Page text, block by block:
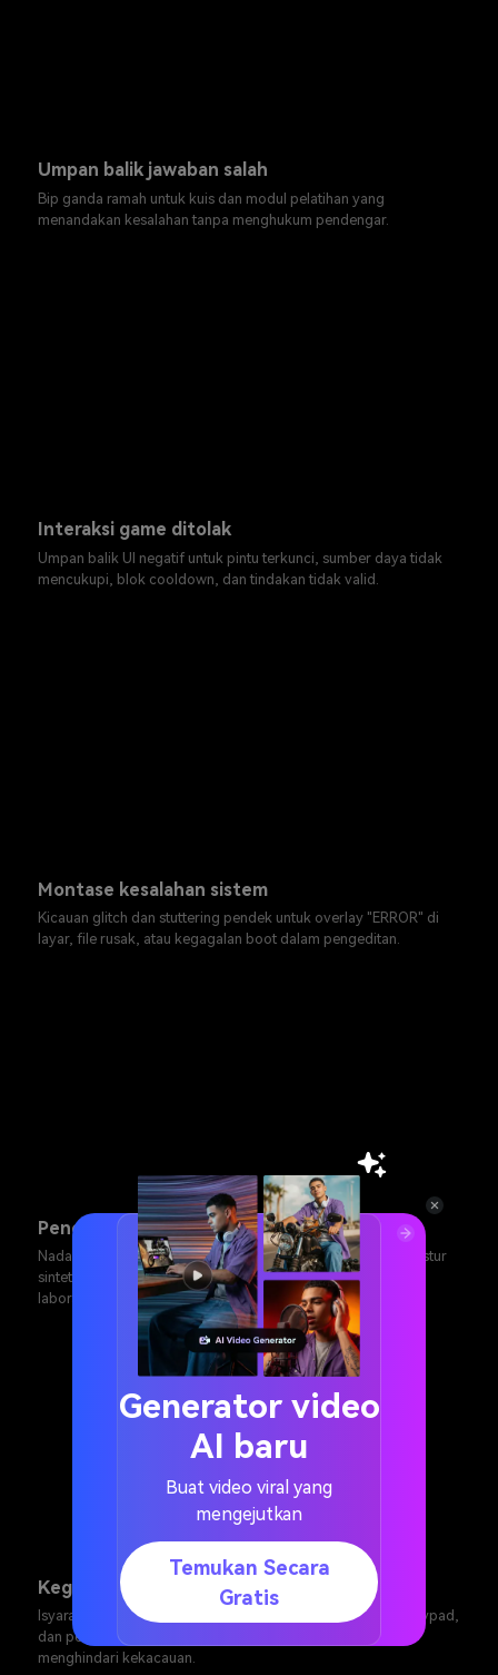
Umpan balik jawaban salah
Bip ganda ramah untuk kuis dan modul pelatihan yang
menandakan kesalahan tanpa menghukum pendengar.
Interaksi game ditolak
Umpan balik UI negatif untuk pintu terkunci, sumber daya tidak
mencukupi, blok cooldown, dan tindakan tidak valid.
Montase kesalahan sistem
Kicauan glitch dan stuttering pendek untuk overlay "ERROR" di
layar, file rusak, atau kegagalan boot dalam pengeditan.
Penolakan konsol sci-fi
Nada penolakan futuristik dengan stereo lebih lebar dan tekstur
sintetis untuk panel pesawat luar angkasa dan antarmuka
laboratorium.
Kegagalan escape room
Isyarat kegagalan yang jelas untuk teka-teki, penguncian keypad,
dan percobaan kode salah dengan ekor terkontrol untuk
menghindari kekacauan.
Generator video
AI baru
Buat video viral yang
mengejutkan
Temukan Secara
Gratis